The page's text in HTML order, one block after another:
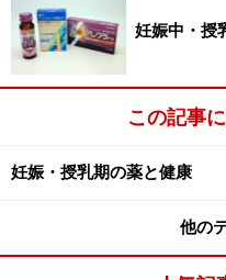
市販薬「アレグラFX」を
今回は市販薬ネット販売
ました。
ケンコーコムのホーム
と、 アレグラFX28錠、
アレグラは1回1錠、1日2
私の場合、外出しない
妊娠中・授
この記事
妊娠・授乳期の薬と健康
他の